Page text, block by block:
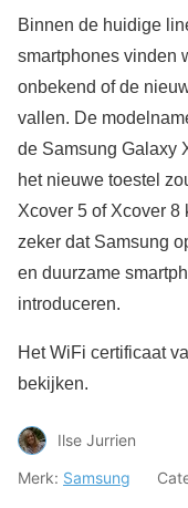
Binnen de huidige
smartphones vinden
onbekend of de
vallen. De
de Samsung Galaxy
het nieuwe toestel
Xcover 5 of Xcover
zeker dat Samsung
en duurzame
introduceren.
Het WiFi certificaat
bekijken.
Ilse Jurrien
Merk: Samsung